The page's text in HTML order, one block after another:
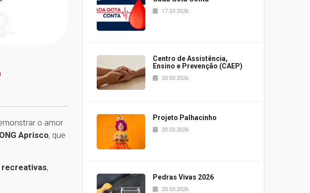
o amor
ONG Aprisco, que
recreativas,
17.03.2026
Centro de Assistência,
Ensino e Prevenção (CAEP)
20.03.2026
Projeto Palhacinho
20.03.2026
Pedras Vivas 2026
20.03.2026